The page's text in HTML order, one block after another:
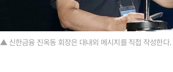
▲ 신한금융 진옥동 회장은 대내외 메시지를 직접 작성한다